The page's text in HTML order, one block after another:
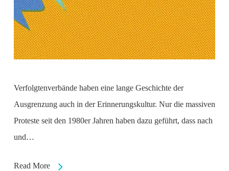
Verfolgtenverbände haben eine lange Geschichte der
Ausgrenzung auch in der Erinnerungskultur. Nur die massiven
Proteste seit den 1980er Jahren haben dazu geführt, dass nach
und…
Read More